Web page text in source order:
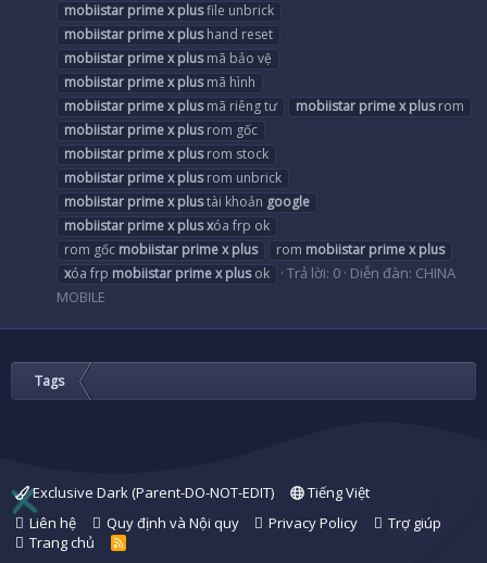
mobiistar primex plusfile unbrick
mobiistar primex plushand reset
mobiistar primex plusmã bảo vệ
mobiistar primex plusmã hình
mobiistar primex plusmã riêng tư mobiistar primex plusrom
mobiistar primex plusrom gốc
mobiistar primex plusrom stock
mobiistar primex plusrom unbrick
mobiistar primex plustài khoản google
mobiistar primex plusxóa frp ok
rom gốc mobiistar primex plus rom mobiistar primex plus
xóa frp mobiistar primex plusok Trả lời: 0 Diễn đàn: CHINA
MOBILE
Tags
Exclusive Dark (Parent-DO-NOT-EDIT)
Tiếng Việt
Liên hệ
Quy định và Nội quy Privacy Policy
Trợ giúp
Trang chủ
R